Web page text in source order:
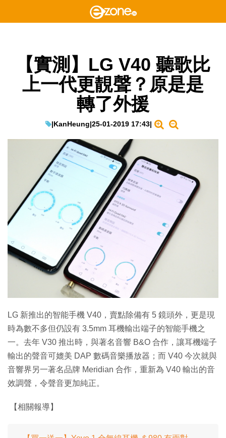
【實測】LG V40 聽歌比
上一代更靚聲？原是是
轉了外援
|KanHeung|25-01-2019 17:43|
LG 新推出的智能手機 V40，賣點除備有 5 鏡頭外，更是現
時為數不多但仍設有 3.5mm 耳機輸出端子的智能手機之
一。去年 V30 推出時，與著名音響 B&O 合作，讓耳機端子
輸出的聲音可媲美 DAP 數碼音樂播放器；而 V40 今次就與
音響界另一著名品牌 Meridian 合作，重新為 V40 輸出的音
效調聲，令聲音更加純正。
【相關報導】